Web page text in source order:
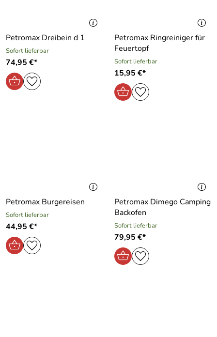
Petromax Dreibein d 1
Sofort lieferbar
74,95 €*
Petromax Ringreiniger für
Feuertopf
Sofort lieferbar
15,95 €*
Petromax Burgereisen
Sofort lieferbar
44,95 €*
Petromax Dimego Camping
Backofen
Sofort lieferbar
79,95 €*